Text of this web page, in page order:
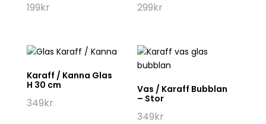
199kr 299kr
Karaff / Kanna Glas
H 30 cm
349kr
Vas / Karaff Bubblan
– Stor
349kr